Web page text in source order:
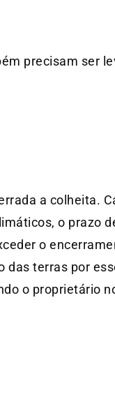
precisam ser
a colheita.
o prazo
o
das terras por
o proprietário